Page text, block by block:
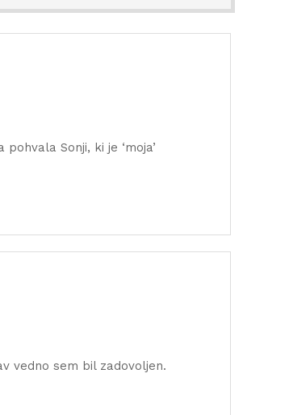
Sonji, ki je ‘moja’
vedno sem bil zadovoljen.